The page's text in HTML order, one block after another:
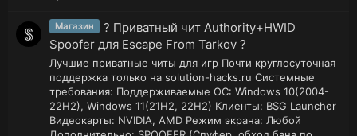
Магазин
? Приватный чит Authority+HWID
Spoofer для Escape From Tarkov ?
Лучшие приватные читы для игр Почти круглосуточная
поддержка только на solution-hacks.ru Системные
требования: Поддерживаемые ОС: Windows 10(2004-
22H2), Windows 11(21H2, 22H2) Клиенты: BSG Launcher
Видеокарты: NVIDIA, AMD Режим экрана: Любой